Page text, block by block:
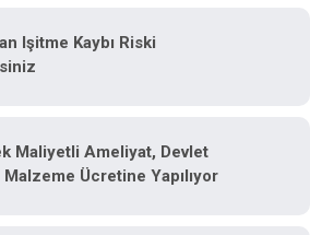
Işitme Kaybı Riski
Maliyetli Ameliyat, Devlet
Ücretine Yapılıyor